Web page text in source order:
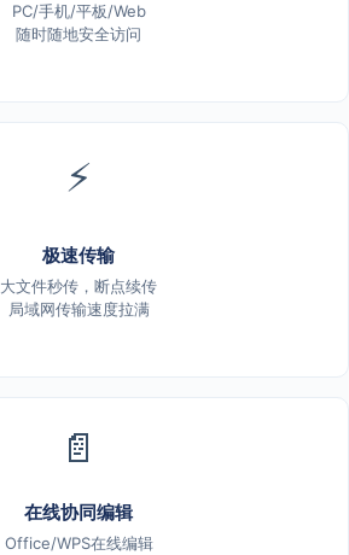
PC/手机/平板/Web
随时随地安全访问
⚡
极速传输
大文件秒传，断点续传
局域网传输速度拉满
📄
在线协同编辑
Office/WPS在线编辑